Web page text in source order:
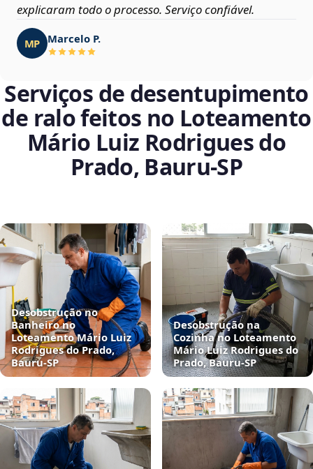
explicaram todo o processo. Serviço confiável.
MP Marcelo P.
Serviços de desentupimento
de ralo feitos no Loteamento
Mário Luiz Rodrigues do
Prado, Bauru‑SP
Desobstrução no
Banheiro no
Loteamento Mário Luiz
Rodrigues do Prado,
Bauru‑SP
Desobstrução na
Cozinha no Loteamento
Mário Luiz Rodrigues do
Prado, Bauru‑SP